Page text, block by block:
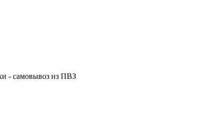
- самовывоз из ПВЗ